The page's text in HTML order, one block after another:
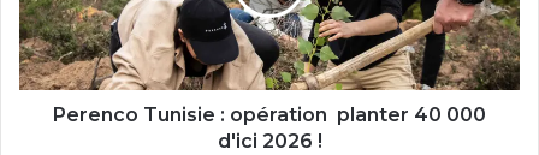
40
000
d'ici
2026
Perenco Tunisie : opération planter 40 000
d'ici 2026 !